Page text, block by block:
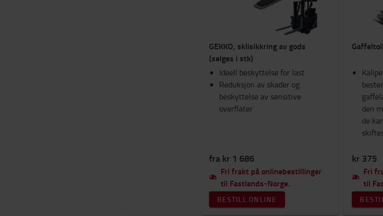
GEKKO, sklisikkring av gods
(selges i stk)
Ideell beskyttelse for last
Reduksjon av skader og
beskyttelse av sensitive
overflater
fra kr 1 686
Fri frakt på onlinebestillinger
til Fastlands-Norge.
BESTILL ONLINE
den
de
kr 375
Fri
til